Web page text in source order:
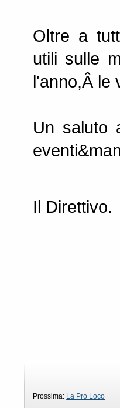
Oltre a
utili sulle
l'anno,Â le
Un saluto
Il Direttivo.
Prossima: La Pro Loco